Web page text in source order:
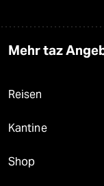
Mehr taz
Reisen
Kantine
Shop